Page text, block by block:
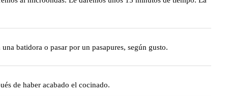
batidora o pasar por un pasapures, según gusto.
de haber acabado el cocinado.